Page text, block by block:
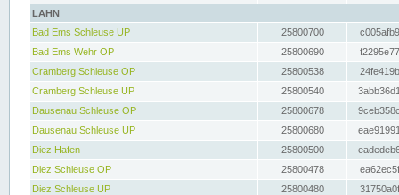
LAHN
Bad Ems Schleuse UP
25800700
Bad Ems Wehr OP
25800690
Cramberg Schleuse OP
25800538
Cramberg Schleuse UP
25800540
Dausenau Schleuse OP
25800678
Dausenau Schleuse UP
25800680
Diez Hafen
25800500
Diez Schleuse OP
25800478
Diez Schleuse UP
25800480